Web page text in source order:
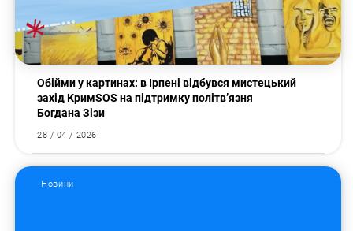
Пошук за запитом:
Обійми у картинах: в Ірпені відбувся мистецький
захід КримSOS на підтримку політв’язня
Богдана Зізи
28 / 04 / 2026
Новини